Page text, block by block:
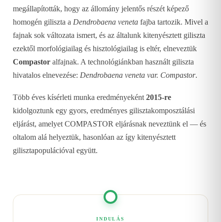
megállapították, hogy az állomány jelentős részét képező
homogén giliszta a Dendrobaena veneta fajba tartozik. Mivel a
fajnak sok változata ismert, és az általunk kitenyésztett giliszta
ezektől morfológiailag és hisztológiailag is eltér, elneveztük
Compastor alfajnak. A technológiánkban használt giliszta
hivatalos elnevezése: Dendrobaena veneta var. Compastor.
Több éves kísérleti munka eredményeként 2015-re
kidolgoztunk egy gyors, eredményes gilisztakomposztálási
eljárást, amelyet COMPASTOR eljárásnak neveztünk el — és
oltalom alá helyeztük, hasonlóan az így kitenyésztett
gilisztapopulációval együtt.
INDULÁS